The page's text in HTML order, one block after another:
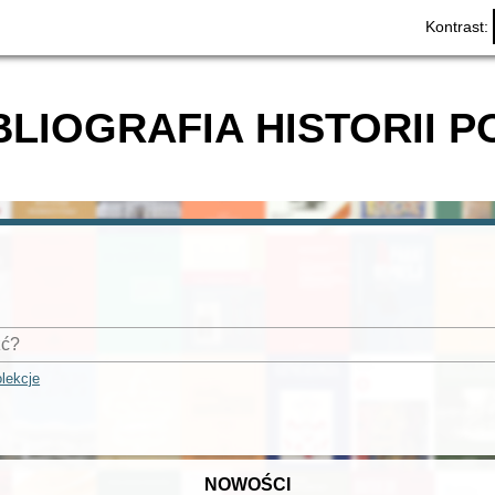
Kontrast:
HISTORII
NOWOŚCI